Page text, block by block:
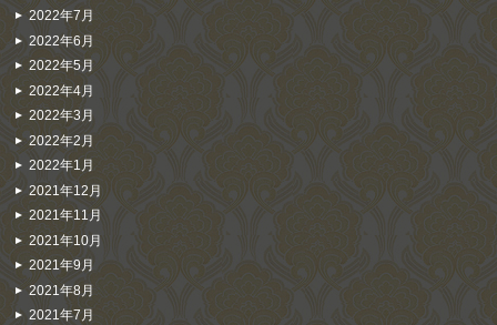
2022年7月
2022年6月
2022年5月
2022年4月
2022年3月
2022年2月
2022年1月
2021年12月
2021年11月
2021年10月
2021年9月
2021年8月
2021年7月